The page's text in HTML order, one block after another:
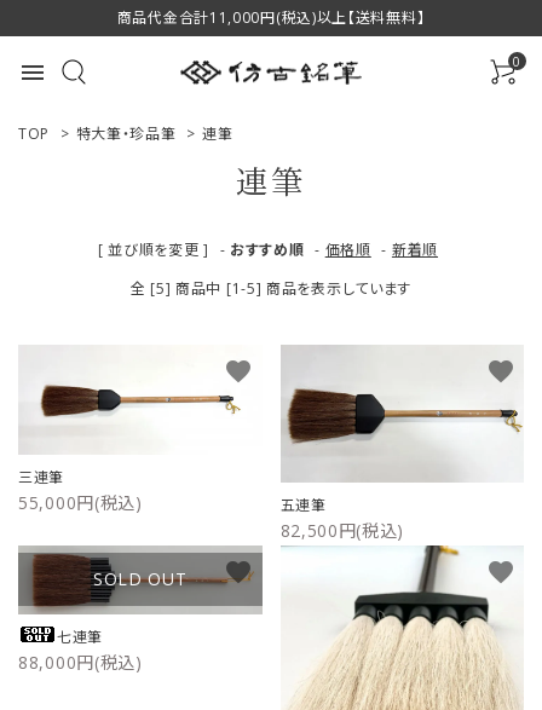
商品代金合計11,000円(税込)以上【送料無料】
menu 0
ACCOUNT MENU
商品一覧
用途で選ぶ
私たちについて
ご利用ガイド
プライバシーポリシー
TOP > 特大筆・珍品筆 > 連筆
連筆
[ 並び順を変更 ] - おすすめ順 - 価格順 - 新着順
全 [5] 商品中 [1-5] 商品を表示しています
三連筆
55,000円(税込)
favorite
五連筆
82,500円(税込)
favorite
SOLD OUT
七連筆
88,000円(税込)
favorite favorite